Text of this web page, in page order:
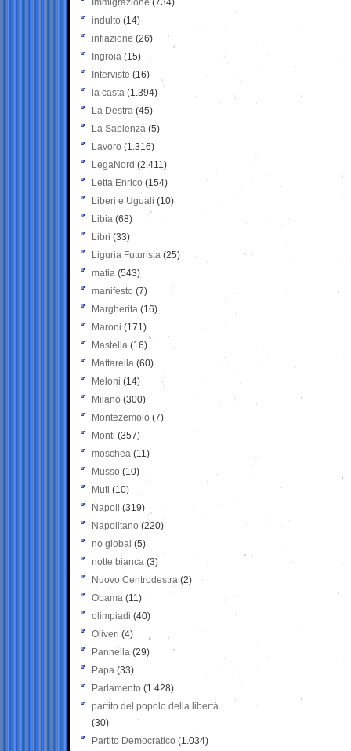
Immigrazione (734)
indulto (14)
inflazione (26)
Ingroia (15)
Interviste (16)
la casta (1.394)
La Destra (45)
La Sapienza (5)
Lavoro (1.316)
LegaNord (2.411)
Letta Enrico (154)
Liberi e Uguali (10)
Libia (68)
Libri (33)
Liguria Futurista (25)
mafia (543)
manifesto (7)
Margherita (16)
Maroni (171)
Mastella (16)
Mattarella (60)
Meloni (14)
Milano (300)
Montezemolo (7)
Monti (357)
moschea (11)
Musso (10)
Muti (10)
Napoli (319)
Napolitano (220)
no global (5)
notte bianca (3)
Nuovo Centrodestra (2)
Obama (11)
olimpiadi (40)
Oliveri (4)
Pannella (29)
Papa (33)
Parlamento (1.428)
partito del popolo della libertà
(30)
Partito Democratico (1.034)